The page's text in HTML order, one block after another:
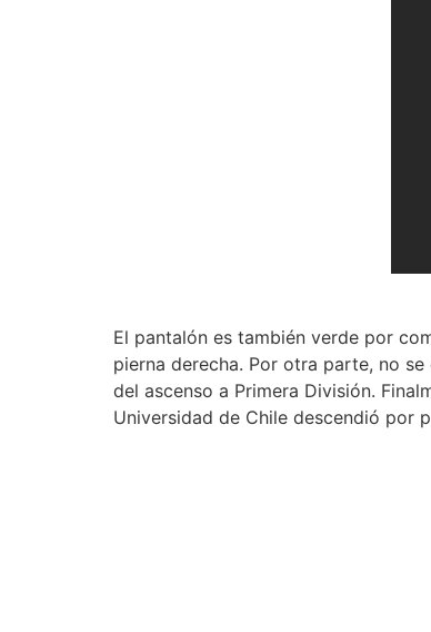
El pantalón es también verde por
pierna derecha. Por otra parte, no
del ascenso a Primera División.
Universidad de Chile descendió por